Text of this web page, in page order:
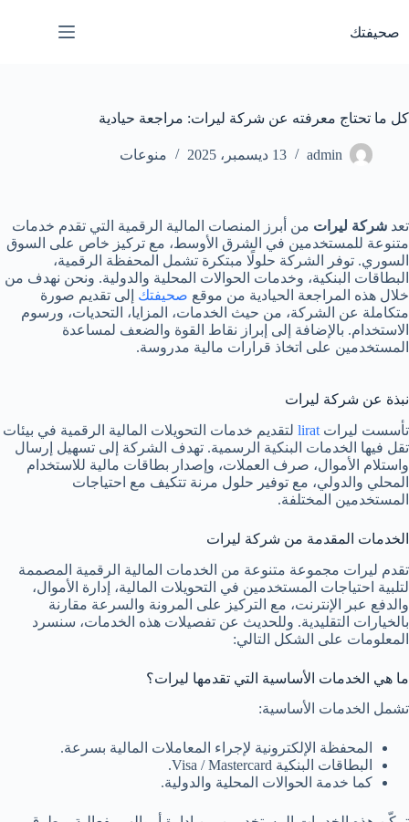
المحتوى
صحيفتك
كل ما تحتاج معرفته عن شركة ليرات: مراجعة حيادية
admin 13 ديسمبر، 2025 منوعات
تعد شركة ليرات من أبرز المنصات المالية الرقمية التي تقدم خدمات
متنوعة للمستخدمين في الشرق الأوسط، مع تركيز خاص على السوق
السوري. توفر الشركة حلولًا مبتكرة تشمل المحفظة الرقمية،
البطاقات البنكية، وخدمات الحوالات المحلية والدولية. ونحن نهدف من
خلال هذه المراجعة الحيادية من موقع صحيفتك إلى تقديم صورة
متكاملة عن الشركة، من حيث الخدمات، المزايا، التحديات، ورسوم
الاستخدام. بالإضافة إلى إبراز نقاط القوة والضعف لمساعدة
المستخدمين على اتخاذ قرارات مالية مدروسة.
نبذة عن شركة ليرات
تأسست ليرات lirat لتقديم خدمات التحويلات المالية الرقمية في بيئات
تقل فيها الخدمات البنكية الرسمية. تهدف الشركة إلى تسهيل إرسال
واستلام الأموال، صرف العملات، وإصدار بطاقات مالية للاستخدام
المحلي والدولي، مع توفير حلول مرنة تتكيف مع احتياجات
المستخدمين المختلفة.
الخدمات المقدمة من شركة ليرات
تقدم ليرات مجموعة متنوعة من الخدمات المالية الرقمية المصممة
لتلبية احتياجات المستخدمين في التحويلات المالية، إدارة الأموال،
والدفع عبر الإنترنت، مع التركيز على المرونة والسرعة مقارنة
بالخيارات التقليدية. وللحديث عن تفصيلات هذه الخدمات، سنسرد
المعلومات على الشكل التالي:
ما هي الخدمات الأساسية التي تقدمها ليرات؟
تشمل الخدمات الأساسية:
المحفظة الإلكترونية لإجراء المعاملات المالية بسرعة.
البطاقات البنكية Visa / Mastercard.
كما خدمة الحوالات المحلية والدولية.